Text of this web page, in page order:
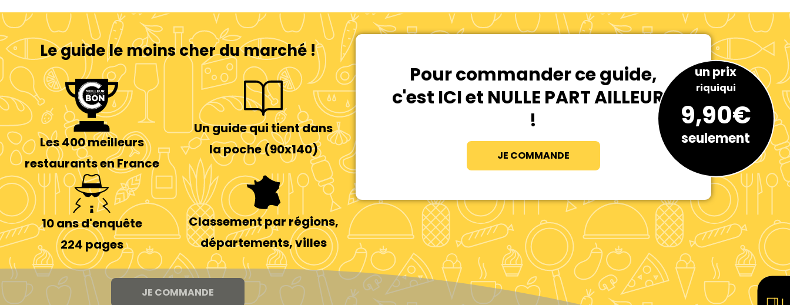
Le guide le moins cher du marché !
Les 400 meilleurs
restaurants en France
Un guide qui tient dans
la poche (90x140)
10 ans d'enquête
224 pages
Classement par régions,
départements, villes
JE COMMANDE
Pour commander ce guide,
c'est ICI et NULLE PART AILLEURS
!
JE COMMANDE
un prix
riquiqui
9,90€
seulement